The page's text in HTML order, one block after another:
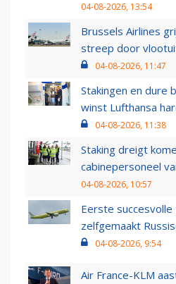
04-08-2026, 13:54
Brussels Airlines
streep door
04-08-2026, 11:47
Stakingen en dure
winst Lufthansa
04-08-2026, 11:38
Staking dreigt
cabinepersoneel
04-08-2026, 10:57
Eerste
zelfgemaakt
04-08-2026, 9:54
Air France-KLM